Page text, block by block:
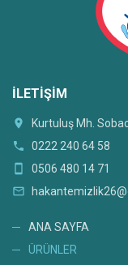
İLETIŞIM
location_on
Kurtuluş Mh.
phone
0222 240 64 58
smartphone
0506 480 14 71
mail_outline
ANA SAYFA
ÜRÜNLER